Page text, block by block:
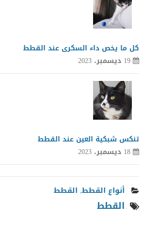
كل ما يخص داء السكرى عند القطط
19 ديسمبر، 2023
تنكس شبكية العين عند القطط
18 ديسمبر، 2023
أنواع القطط, القطط
القطط